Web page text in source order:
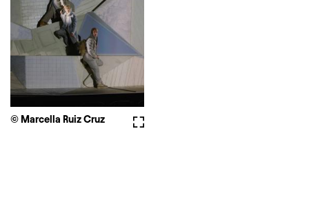
Fullscreen
© Marcella Ruiz Cruz